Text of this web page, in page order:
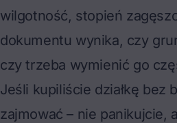
wilgotność, stopień
dokumentu wynika, czy
czy trzeba wymienić go
Jeśli kupiliście działkę bez
zajmować – nie panikujcie,